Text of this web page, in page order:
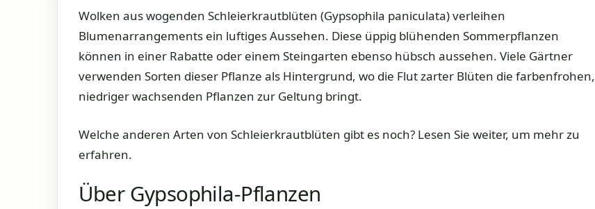
Wolken aus wogenden Schleierkrautblüten (Gypsophila paniculata) verleihen
Blumenarrangements ein luftiges Aussehen. Diese üppig blühenden Sommerpflanzen
können in einer Rabatte oder einem Steingarten ebenso hübsch aussehen. Viele Gärtner
verwenden Sorten dieser Pflanze als Hintergrund, wo die Flut zarter Blüten die farbenfrohen,
niedriger wachsenden Pflanzen zur Geltung bringt.
Welche anderen Arten von Schleierkrautblüten gibt es noch? Lesen Sie weiter, um mehr zu
erfahren.
Über Gypsophila-Pflanzen